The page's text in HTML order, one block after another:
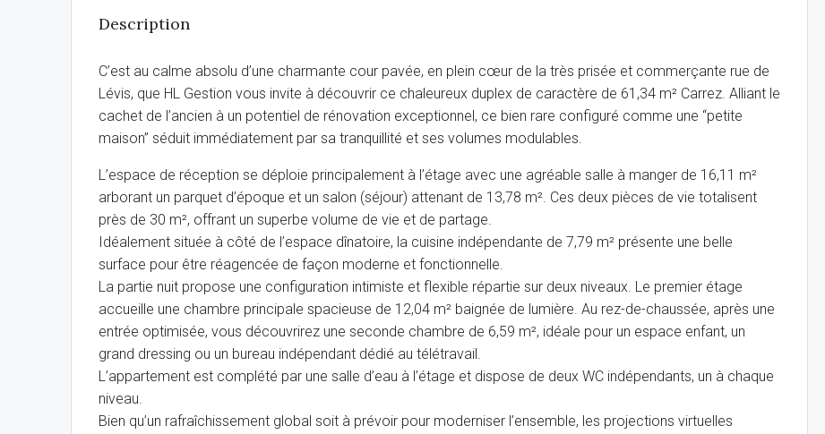
Description
C’est au calme absolu d’une charmante cour pavée, en plein cœur de la très prisée et commerçante rue de
Lévis, que HL Gestion vous invite à découvrir ce chaleureux duplex de caractère de 61,34 m² Carrez. Alliant le
cachet de l’ancien à un potentiel de rénovation exceptionnel, ce bien rare configuré comme une “petite
maison” séduit immédiatement par sa tranquillité et ses volumes modulables.
L’espace de réception se déploie principalement à l’étage avec une agréable salle à manger de 16,11 m²
arborant un parquet d’époque et un salon (séjour) attenant de 13,78 m². Ces deux pièces de vie totalisent
près de 30 m², offrant un superbe volume de vie et de partage.
Idéalement située à côté de l’espace dînatoire, la cuisine indépendante de 7,79 m² présente une belle
surface pour être réagencée de façon moderne et fonctionnelle.
La partie nuit propose une configuration intimiste et flexible répartie sur deux niveaux. Le premier étage
accueille une chambre principale spacieuse de 12,04 m² baignée de lumière. Au rez-de-chaussée, après une
entrée optimisée, vous découvrirez une seconde chambre de 6,59 m², idéale pour un espace enfant, un
grand dressing ou un bureau indépendant dédié au télétravail.
L’appartement est complété par une salle d’eau à l’étage et dispose de deux WC indépendants, un à chaque
niveau.
Bien qu’un rafraîchissement global soit à prévoir pour moderniser l’ensemble, les projections virtuelles